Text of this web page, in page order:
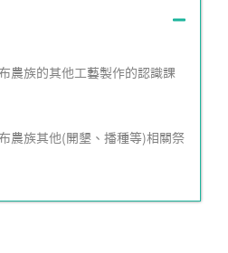
農族的其他工藝製作的認識課
農族其他(開墾、播種等)相關祭